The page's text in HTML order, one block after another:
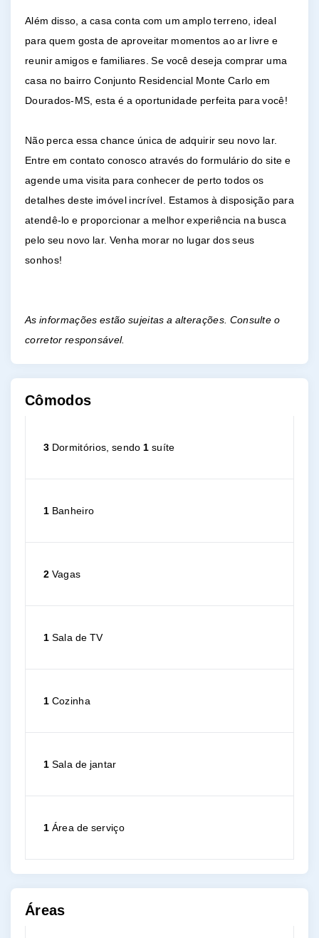
Além disso, a casa conta com um amplo terreno, ideal
para quem gosta de aproveitar momentos ao ar livre e
reunir amigos e familiares. Se você deseja comprar uma
casa no bairro Conjunto Residencial Monte Carlo em
Dourados-MS, esta é a oportunidade perfeita para você!
Não perca essa chance única de adquirir seu novo lar.
Entre em contato conosco através do formulário do site e
agende uma visita para conhecer de perto todos os
detalhes deste imóvel incrível. Estamos à disposição para
atendê-lo e proporcionar a melhor experiência na busca
pelo seu novo lar. Venha morar no lugar dos seus
sonhos!
As informações estão sujeitas a alterações. Consulte o
corretor responsável.
Cômodos
3 Dormitórios, sendo 1 suíte
1 Banheiro
2 Vagas
1 Sala de TV
1 Cozinha
1 Sala de jantar
1 Área de serviço
Áreas